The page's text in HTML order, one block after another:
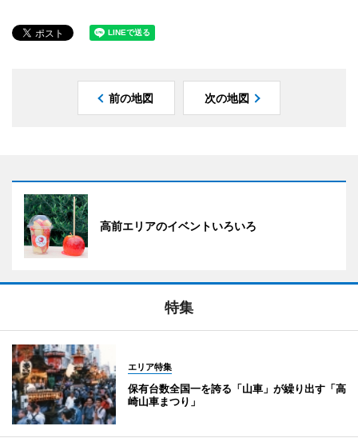
前の地図 次の地図
高前エリアのイベントいろいろ
特集
エリア特集
保有台数全国一を誇る「山車」が繰り出す「高
崎山車まつり」